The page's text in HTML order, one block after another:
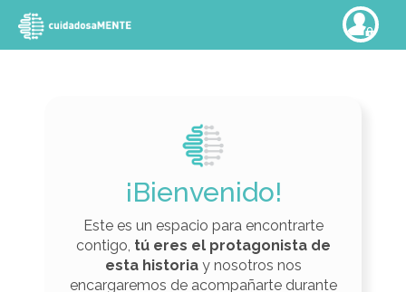
¡Bienvenido!
Este es un espacio para encontrarte
contigo, tú eres el protagonista de
esta historiay nosotros nos
encargaremos de acompañarte durante